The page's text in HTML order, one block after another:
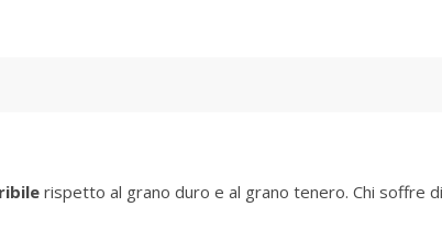
rispetto al grano duro e al grano tenero. Chi soffre di